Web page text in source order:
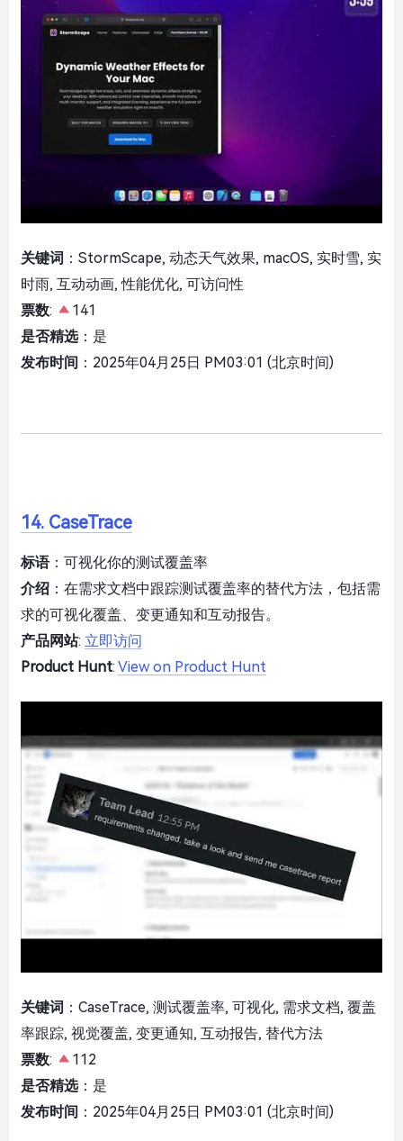
关键词 ：StormScape, 动态天气效果, macOS, 实时雪, 实
时雨, 互动动画, 性能优化, 可访问性
票数:
141
是否精选：是
发布时间 ：2025年04月25日 PM03:01 (北京时间)
14. CaseTrace
标语：可视化你的测试覆盖率
介绍 ：在需求文档中跟踪测试覆盖率的替代方法，包括需
求的可视化覆盖、变更通知和互动报告。
产品网站: 立即访问
Product Hunt: View on Product Hunt
关键词 ：CaseTrace, 测试覆盖率, 可视化, 需求文档, 覆盖
率跟踪, 视觉覆盖, 变更通知, 互动报告, 替代方法
票数:
112
是否精选：是
发布时间 ：2025年04月25日 PM03:01 (北京时间)